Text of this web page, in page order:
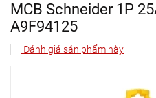
MCB Schneider 1P
A9F94125
Đánh giá sản phẩm này